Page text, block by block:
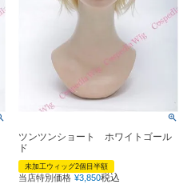
ツンツンショート ホワイトゴール
ド
未加工ウィッグ2個目半額
当店特別価格 ¥3,850税込